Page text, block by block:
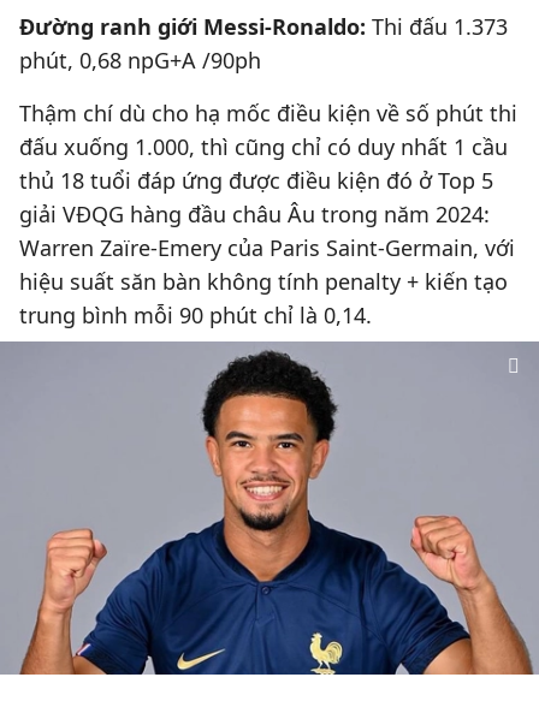
Đường ranh giới Messi-Ronaldo: Thi đấu 1.373
phút, 0,68 npG+A /90ph
Thậm chí dù cho hạ mốc điều kiện về số phút thi
đấu xuống 1.000, thì cũng chỉ có duy nhất 1 cầu
thủ 18 tuổi đáp ứng được điều kiện đó ở Top 5
giải VĐQG hàng đầu châu Âu trong năm 2024:
Warren Zaïre-Emery của Paris Saint-Germain, với
hiệu suất săn bàn không tính penalty + kiến tạo
trung bình mỗi 90 phút chỉ là 0,14.